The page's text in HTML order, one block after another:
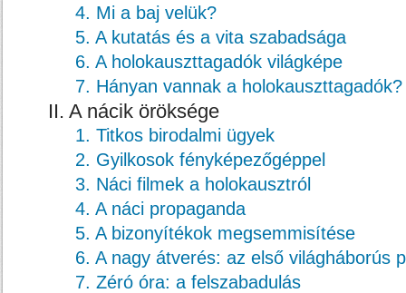
4. Mi a baj velük?
5. A kutatás és a vita szabadsága
6. A holokauszttagadók világképe
7. Hányan vannak a holokauszttagadók?
II. A nácik öröksége
1. Titkos birodalmi ügyek
2. Gyilkosok fényképezőgéppel
3. Náci filmek a holokausztról
4. A náci propaganda
5. A bizonyítékok megsemmisítése
6. A nagy átverés: az első világháborús
7. Zéró óra: a felszabadulás